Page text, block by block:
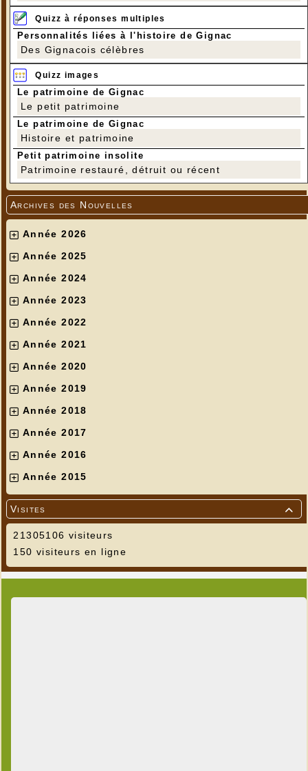
Quizz à réponses multiples
Personnalités liées à l'histoire de Gignac
Des Gignacois célèbres
Quizz images
Le patrimoine de Gignac
Le petit patrimoine
Le patrimoine de Gignac
Histoire et patrimoine
Petit patrimoine insolite
Patrimoine restauré, détruit ou récent
Archives des Nouvelles
Année 2026
Année 2025
Année 2024
Année 2023
Année 2022
Année 2021
Année 2020
Année 2019
Année 2018
Année 2017
Année 2016
Année 2015

Visites
21305106 visiteurs
150 visiteurs en ligne